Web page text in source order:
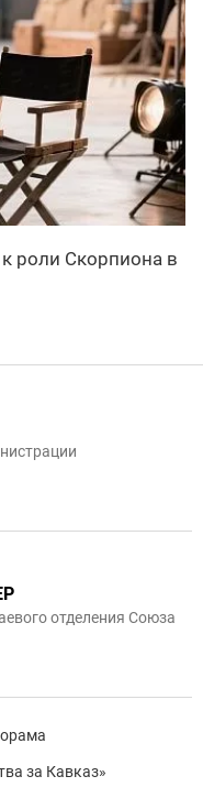
роли Скорпиона в
отделения Союза
за Кавказ»